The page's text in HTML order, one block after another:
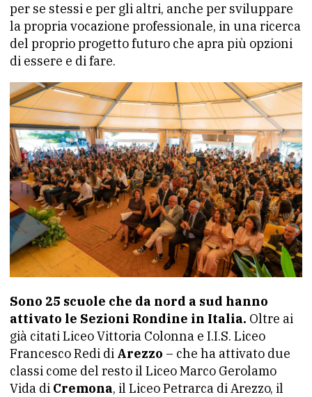
per se stessi e per gli altri, anche per sviluppare
la propria vocazione professionale, in una ricerca
del proprio progetto futuro che apra più opzioni
di essere e di fare.
Sono 25 scuole che da nord a sud hanno
attivato le Sezioni Rondine in Italia. Oltre ai
già citati Liceo Vittoria Colonna e I.I.S. Liceo
Francesco Redi di Arezzo – che ha attivato due
classi come del resto il Liceo Marco Gerolamo
Vida di Cremona, il Liceo Petrarca di Arezzo, il